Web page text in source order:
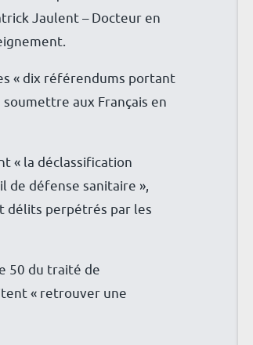
Jaulent – Docteur en
« dix référendums portant
aux Français en
« la déclassification
de défense sanitaire »,
délits perpétrés par les
50 du traité de
« retrouver une